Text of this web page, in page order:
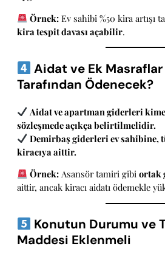
Örnek:Ev sahibi %50 kira artışı
kira tespit davası açabilir.
Aidat ve Ek
Tarafından Ödenecek?
Aidat ve apartman giderleri
sözleşmede açıkça belirtilmelidir.
Demirbaş giderleri ev sahibine,
kiracıya aittir.
Örnek:Asansör tamiri gibi ortak
aittir, ancak kiracı aidatı ödemekle
Konutun Durumu ve
Maddesi Eklenmeli